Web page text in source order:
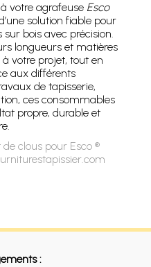
votre agrafeuse Esco
solution fiable pour
bois avec précision.
longueurs et matières
votre projet, tout en
aux différents
de tapisserie,
ces consommables
propre, durable et
clous pour Esco ®
: